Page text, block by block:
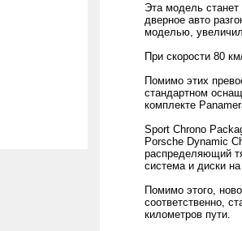
Эта модель
дверное авто
моделью,
При скорости 80
Помимо этих
стандартном
комплекте
Sport Chrono
Porsche Dynamic
распределяющий
система и диски
Помимо этого,
соответственно,
километров пути.